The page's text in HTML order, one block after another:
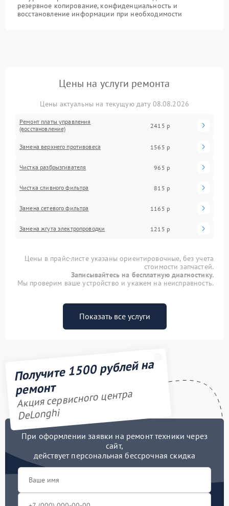
резервное копирование, конфиденциальность и
восстановление информации при необходимости
Цены на услуги ремонта
Цены актуальны на текущую дату 08.08.2026
Ремонт платы управления
(восстановление)
2415 р
Замена верхнего противовеса 1565 р
Чистка разбрызгивателя 965 р
Чистка сливного фильтра 815 р
Замена сетевого фильтра 1165 р
Замена жгута электропроводки 1215 р
Цены в прайс-листе указаны ориентировочные, без учета
стоимости запчастей.
Записывайтесь на бесплатную диагностику.
Мы проверим ваше устройство и укажем на неисправность.
Показать все услуги
Получите 1500 рублей на
ремонт
Акция сервисного центра
DeLonghi
При оформлении заявки на ремонт техники через
сайт,
действует персональная бессрочная скидка